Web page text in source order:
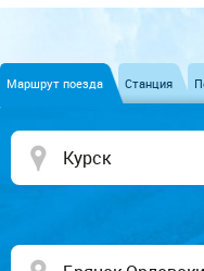
Маршрут поезда Станция